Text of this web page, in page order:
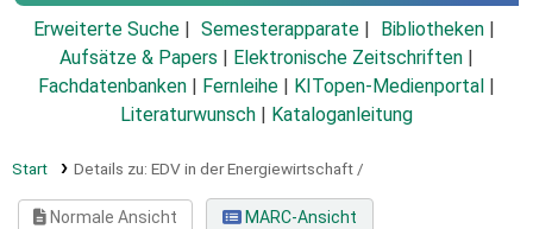
Erweiterte Suche Semesterapparate
Bibliotheken
Aufsätze & Papers
Elektronische Zeitschriften
Fachdatenbanken
Fernleihe KITopen-Medienportal
Literaturwunsch
Kataloganleitung
Start Details zu: EDV in der Energiewirtschaft /
Normale Ansicht
MARC-Ansicht